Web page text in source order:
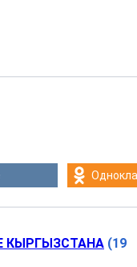
КЫРГЫЗСТАНА (19